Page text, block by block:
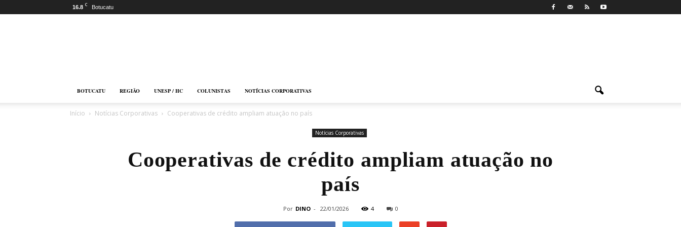
16.8 C Botucatu
BOTUCATU REGIÃO UNESP / HC COLUNISTAS NOTÍCIAS CORPORATIVAS
Início Notícias Corporativas Cooperativas de crédito ampliam atuação no país
Notícias Corporativas
Cooperativas de crédito ampliam atuação no
país
Por DINO - 22/01/2026 4 0